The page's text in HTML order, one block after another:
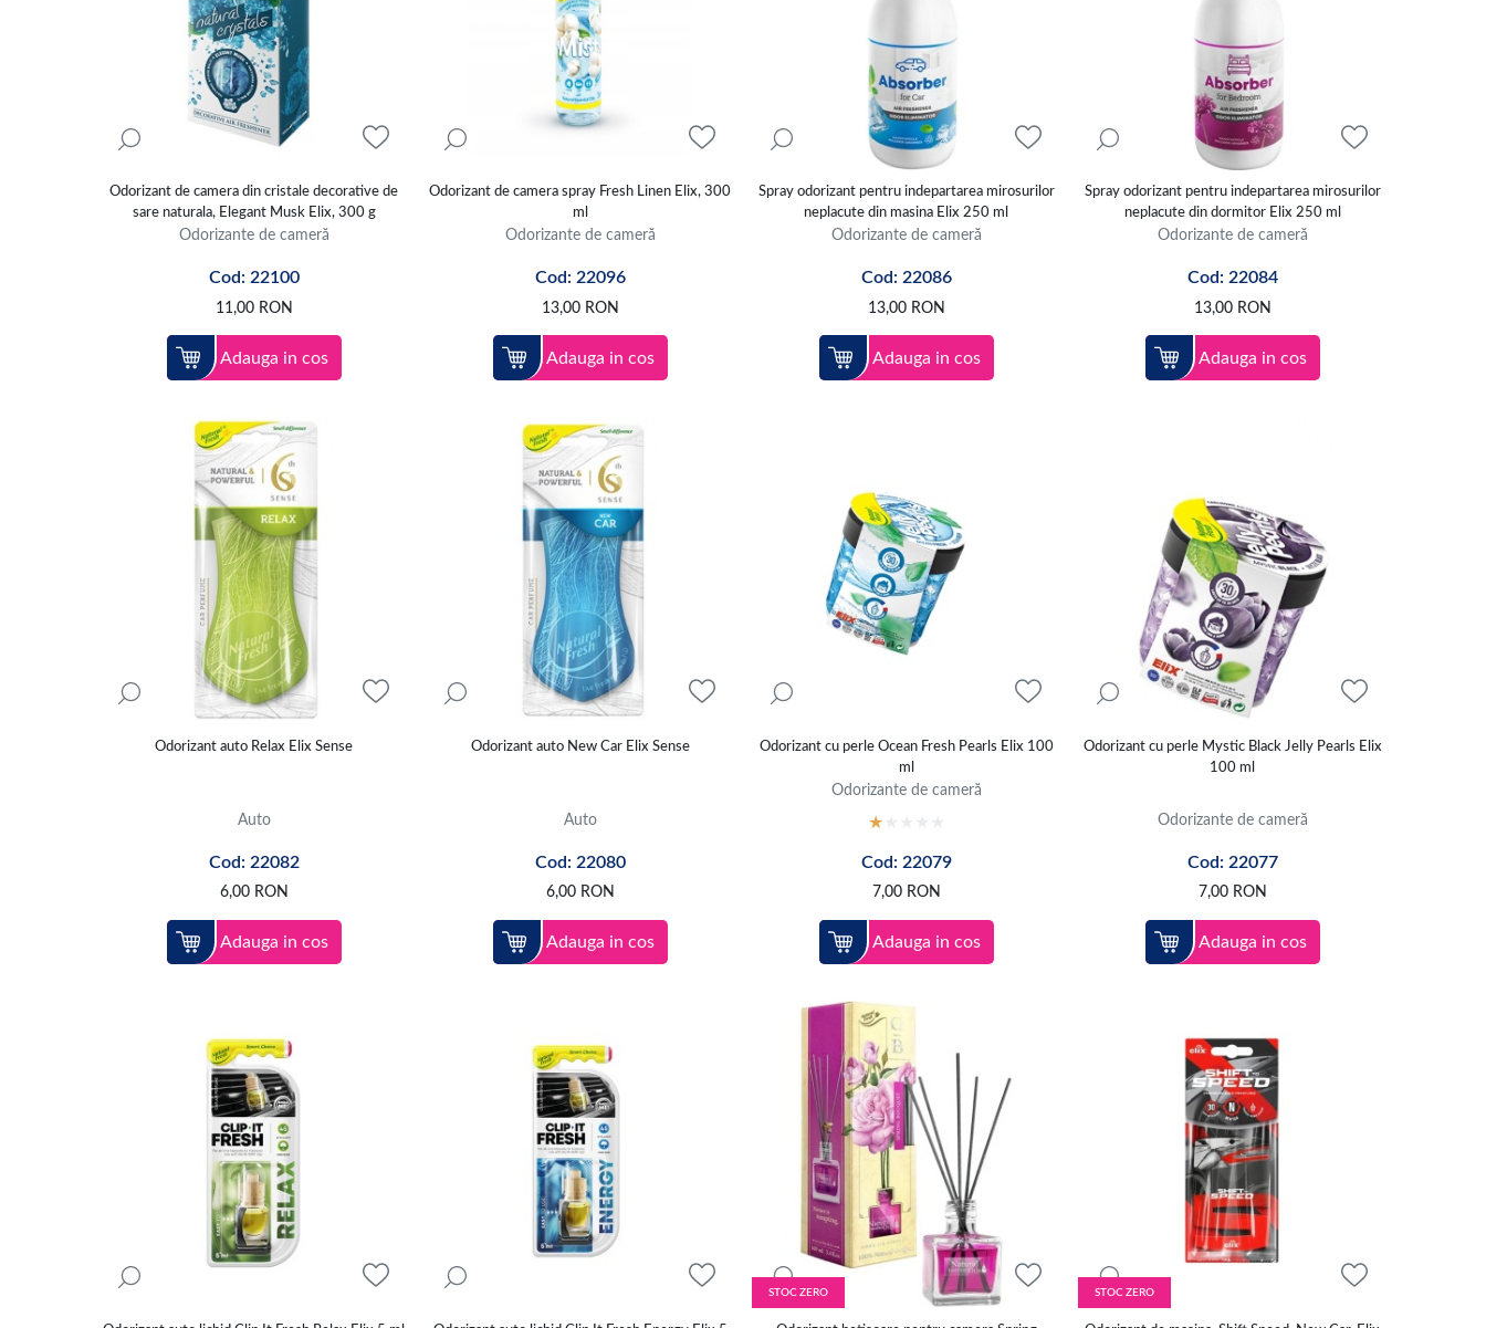
Odorizant de camera din cristale decorative de
sare naturala, Elegant Musk Elix, 300 g
Odorizante de cameră
Cod: 22100
11,00 RON
Adauga in cos
Odorizant de camera spray Fresh Linen Elix, 300
ml
Odorizante de cameră
Cod: 22096
13,00 RON
Adauga in cos
Spray odorizant pentru indepartarea mirosurilor
neplacute din masina Elix 250 ml
Odorizante de cameră
Cod: 22086
13,00 RON
Adauga in cos
Spray odorizant pentru indepartarea mirosurilor
neplacute din dormitor Elix 250 ml
Odorizante de cameră
Cod: 22084
13,00 RON
Adauga in cos
Odorizant auto Relax Elix Sense
Auto
Cod: 22082
6,00 RON
Adauga in cos
Odorizant auto New Car Elix Sense
Auto
Cod: 22080
6,00 RON
Adauga in cos
Odorizant cu perle Ocean Fresh Pearls Elix 100
ml
Odorizante de cameră
Cod: 22079
7,00 RON
Adauga in cos
Odorizant cu perle Mystic Black Jelly Pearls Elix
100 ml
Odorizante de cameră
Cod: 22077
7,00 RON
Adauga in cos
STOC ZERO STOC ZERO